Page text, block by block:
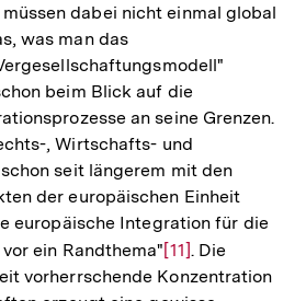
dabei nicht einmal global
was man das
beim Blick auf die
an seine Grenzen.
, Wirtschafts- und
seit längerem mit den
der europäischen Einheit
europäische Integration für die
ein Randthema"Zur
Auflösung
[11]. Die
vorherrschende Konzentration